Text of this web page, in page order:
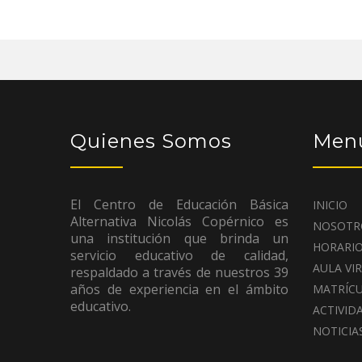
Quienes Somos
El Centro de Educación Básica
Alternativa Nicolás Copérnico es
una institución que brinda un
servicio educativo de calidad,
respaldado a través de nuestros 39
años de experiencia en el ámbito
educativo.
INICIO
AULA